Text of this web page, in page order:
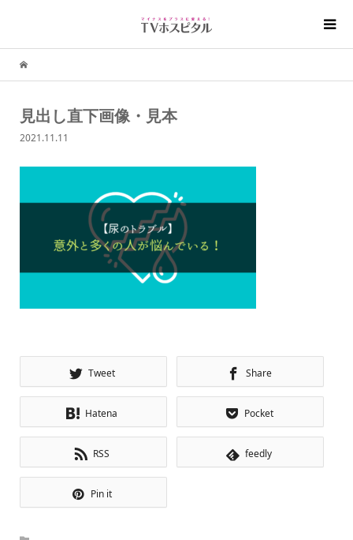
見出し直下画像・見本
2021.11.11
Tweet Share
Hatena Pocket
RSS feedly
Pin it